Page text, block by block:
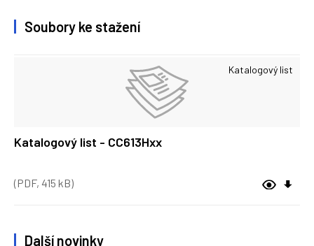
Soubory ke stažení
Katalogový list
Katalogový list - CC613Hxx
(PDF, 415 kB)
Další novinky